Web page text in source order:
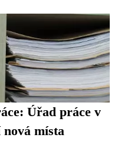
Úřad práce v
místa